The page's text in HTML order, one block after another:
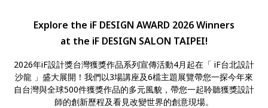
Explore the iF DESIGN AWARD 2026 Winners
at the iF DESIGN SALON TAIPEI!
2026年iF設計獎台灣獲獎作品系列宣傳活動4月起在「 iF台北設計
沙龍 」盛大展開！我們以3場講座及6檔主題展覽帶您一探今年來
自台灣與全球500件獲獎作品的多元風貌，帶您一起聆聽獲獎設計
師的創新歷程及看見改變世界的創意現場。